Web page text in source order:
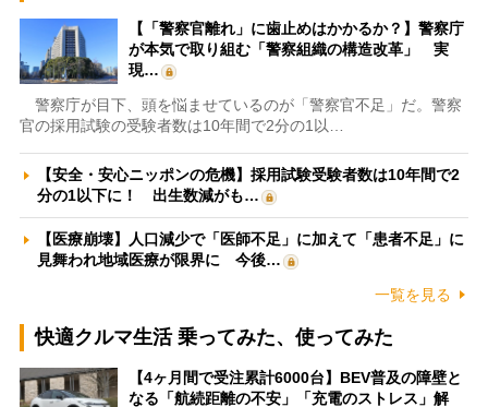
【「警察官離れ」に歯止めはかかるか？】警察庁
が本気で取り組む「警察組織の構造改革」 実
現…
警察庁が目下、頭を悩ませているのが「警察官不足」だ。警察
官の採用試験の受験者数は10年間で2分の1以…
【安全・安心ニッポンの危機】採用試験受験者数は10年間で2
分の1以下に！ 出生数減がも…
【医療崩壊】人口減少で「医師不足」に加えて「患者不足」に
見舞われ地域医療が限界に 今後…
一覧を見る
快適クルマ生活 乗ってみた、使ってみた
【4ヶ月間で受注累計6000台】BEV普及の障壁と
なる「航続距離の不安」「充電のストレス」解